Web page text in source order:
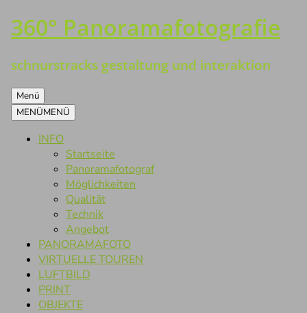
Zum
Inhalt
360° Panoramafotografie
schnurstracks gestaltung und interaktion
Menü
MENÜMENÜ
INFO
Startseite
Panoramafotograf
Möglichkeiten
Qualität
Technik
Angebot
PANORAMAFOTO
VIRTUELLE TOUREN
LUFTBILD
PRINT
OBJEKTE